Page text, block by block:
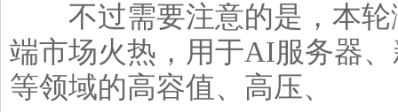
不过需要注意的是，本轮
端市场火热，用于AI服务器
等领域的高容值、高压、